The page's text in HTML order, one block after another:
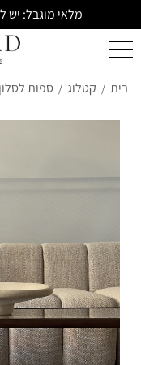
מלאי מוגבל: יש
בית / קטלוג / ספות לסלון